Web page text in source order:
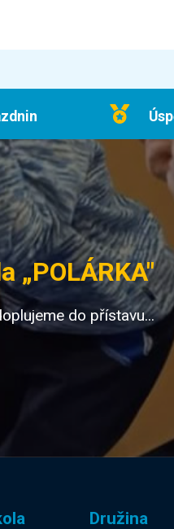
„POLÁRKA"
do přístavu...
Družina